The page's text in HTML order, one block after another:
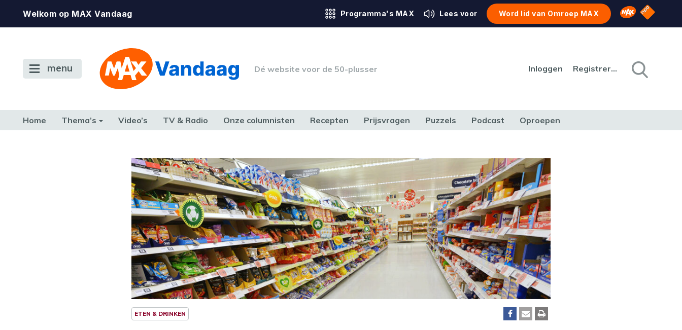
Welkom op MAX Vandaag Programma's MAX Lees voor Word lid van Omroep MAX Omroep MAX
NPO
menu Dé website voor de 50-plusser Inloggen Registreren
Home Thema’s Video’s TV & Radio Onze columnisten Recepten Prijsvragen Puzzels Podcast Oproepen
ETEN & DRINKEN